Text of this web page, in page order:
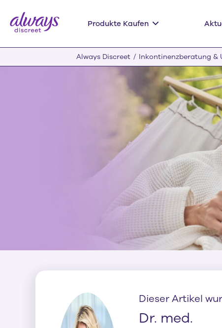
Produkte Kaufen
Always Discreet Inkontinenzberatung &
Dieser Artikel
Dr. med.